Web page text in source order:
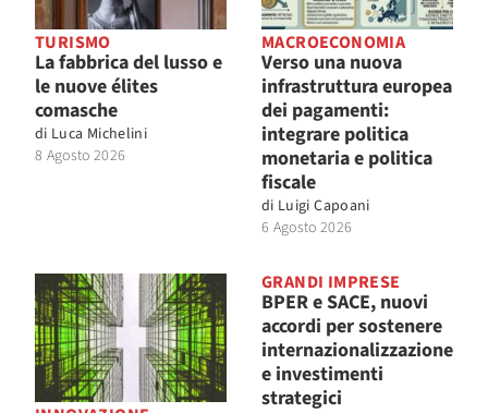
TURISMO
La fabbrica del lusso e
le nuove élites
comasche
di Luca Michelini
8 Agosto 2026
MACROECONOMIA
Verso una nuova
infrastruttura europea
dei pagamenti:
integrare politica
monetaria e politica
fiscale
di Luigi Capoani
6 Agosto 2026
GRANDI IMPRESE
BPER e SACE, nuovi
accordi per sostenere
internazionalizzazione
e investimenti
strategici